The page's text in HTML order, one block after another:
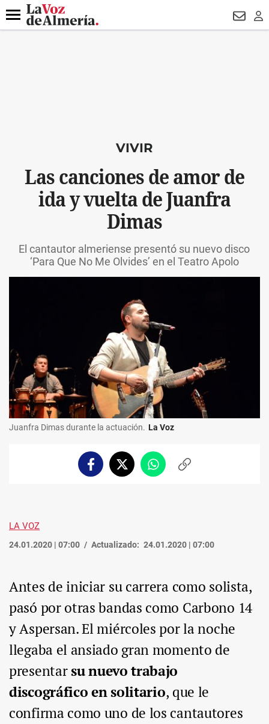
DESTACADO
Menú
VIVIR
Las canciones de amor de
ida y vuelta de Juanfra
Dimas
El cantautor almeriense presentó su nuevo disco
‘Para Que No Me Olvides’ en el Teatro Apolo
Juanfra Dimas durante la actuación. La Voz
FacebookTwitterWhatsappCopiar
LA VOZ
24.01.2020 | 07:00 Actualizado: 24.01.2020 | 07:00
Antes de iniciar su carrera como solista,
pasó por otras bandas como Carbono 14
y Aspersan. El miércoles por la noche
llegaba el ansiado gran momento de
presentarsu nuevo trabajo
discográfico en solitario, que le
confirma como uno de los cantautores